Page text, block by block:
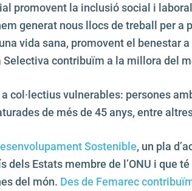
promovent la inclusió social i
generat nous llocs de treball per
vida sana, promovent el
Selectiva contribuïm a la millora del
col·lectius vulnerables: persones
de més de 45 anys, entre
Sostenible, un pla
Estats membre de l’ONU i que
del món. Des de Femarec